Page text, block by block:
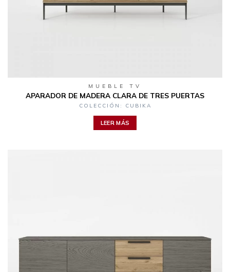
MUEBLE TV
APARADOR DE MADERA CLARA DE TRES PUERTAS
COLECCIÓN: CUBIKA
LEER MÁS